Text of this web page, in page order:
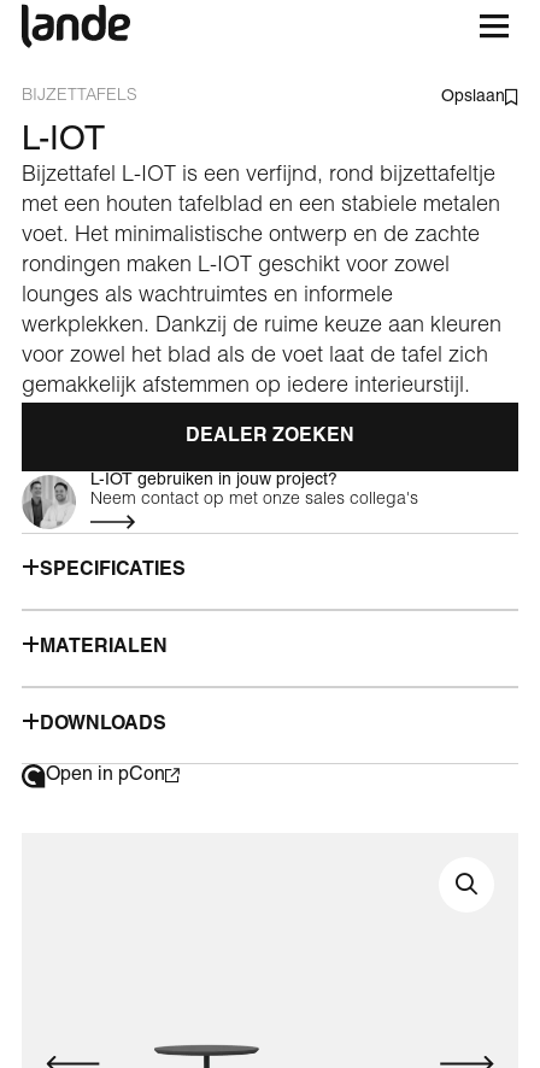
BIJZETTAFELS Opslaan
L-IOT
Bijzettafel L-IOT is een verfijnd, rond bijzettafeltje
met een houten tafelblad en een stabiele metalen
voet. Het minimalistische ontwerp en de zachte
rondingen maken L-IOT geschikt voor zowel
lounges als wachtruimtes en informele
werkplekken. Dankzij de ruime keuze aan kleuren
voor zowel het blad als de voet laat de tafel zich
gemakkelijk afstemmen op iedere interieurstijl.
DEALER ZOEKEN
L-IOT gebruiken in jouw project?
Neem contact op met onze sales collega's
SPECIFICATIES
MATERIALEN
DOWNLOADS
Open in pCon